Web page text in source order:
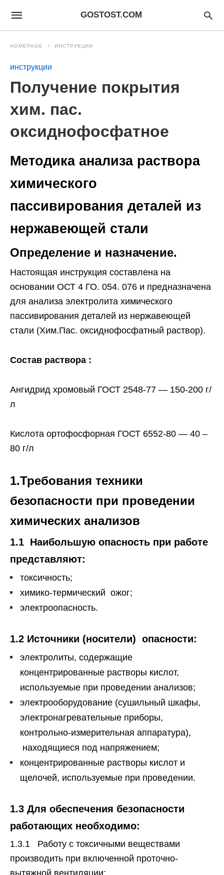
GOSTOST.COM
HOMEPAGE ИНСТРУКЦИИ
инструкции
Получение покрытия
хим. пас.
оксиднофосфатное
Методика анализа раствора
химического
пассивирования деталей из
нержавеющей стали
Определение и назначение.
Настоящая инструкция составлена на
основании ОСТ 4 ГО. 054. 076 и предназначена
для анализа электролита химического
пассивирования деталей из нержавеющей
стали (Хим.Пас. оксиднофосфатный раствор).
Состав раствора :
Ангидрид хромовый ГОСТ 2548-77 — 150-200 г/
л
Кислота ортофосфорная ГОСТ 6552-80 — 40 –
80 г/л
1.Требования техники
безопасности при проведении
химических анализов
1.1 Наибольшую опасность при работе
представляют:
токсичность;
химико-термический ожог;
электроопасность.
1.2 Источники (носители) опасности:
электролиты, содержащие
концентрированные растворы кислот,
используемые при проведении анализов;
электрооборудование (сушильный шкафы,
электронагревательные приборы,
контрольно-измерительная аппаратура),
находящиеся под напряжением;
концентрированные растворы кислот и
щелочей, используемые при проведении.
1.3 Для обеспечения безопасности
работающих необходимо:
1.3.1 Работу с токсичными веществами
производить при включенной проточно-
вытяжной вентиляции;